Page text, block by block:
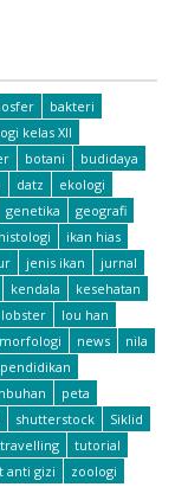
bakteri
kelas XII
botani
budidaya
datz
ekologi
genetika
geografi
histologi
ikan hias
jenis ikan
jurnal
kendala
kesehatan
lobster
lou han
morfologi news
nila
pendidikan
peta
shutterstock
Siklid
travelling
tutorial
anti gizi zoologi